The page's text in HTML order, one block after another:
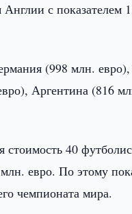
с показателем
(998 млн.
Аргентина (816
40
евро. По этому
чемпионата мира.